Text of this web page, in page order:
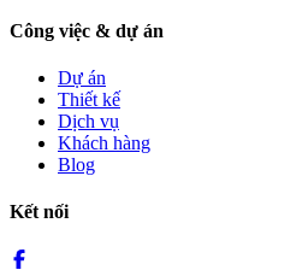
Công việc & dự án
Dự án
Thiết kế
Dịch vụ
Khách hàng
Blog
Kết nối